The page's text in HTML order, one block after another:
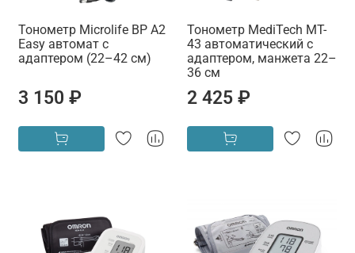
Тонометр Microlife BP A2
Easy автомат с
адаптером (22–42 см)
3 150 ₽
Тонометр MediTech MT-
43 автоматический с
адаптером, манжета 22–
36 см
2 425 ₽